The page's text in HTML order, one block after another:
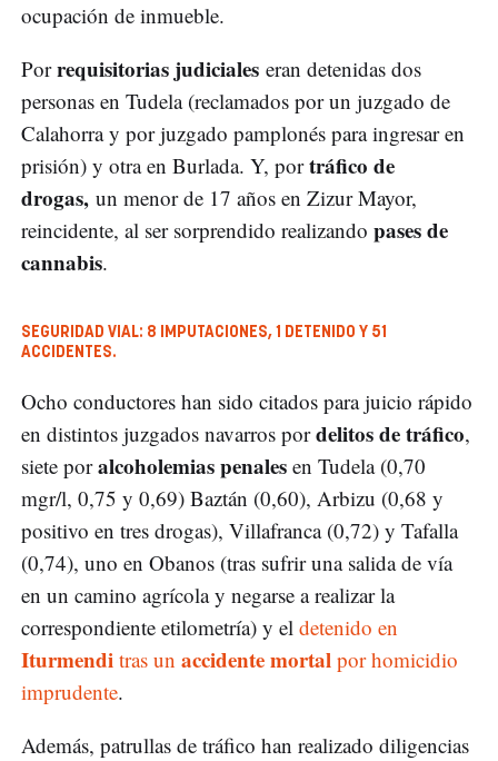
ocupación de inmueble.
Porrequisitorias judiciales eran detenidas dos
personas en Tudela (reclamados por un juzgado de
Calahorra y por juzgado pamplonés para ingresar en
prisión) y otra en Burlada. Y, portráfico de
drogas, un menor de 17 años en Zizur Mayor,
reincidente, al ser sorprendido realizando pases de
cannabis.
SEGURIDAD VIAL: 8 IMPUTACIONES, 1 DETENIDO Y 51
ACCIDENTES.
Ocho conductores han sido citados para juicio rápido
en distintos juzgados navarros pordelitos de tráfico,
siete poralcoholemias penales en Tudela (0,70
mgr/l, 0,75 y 0,69) Baztán (0,60), Arbizu (0,68 y
positivo en tres drogas), Villafranca (0,72) y Tafalla
(0,74), uno en Obanos (tras sufrir una salida de vía
en un camino agrícola y negarse a realizar la
correspondiente etilometría) y el detenido en
Iturmendi tras un accidente mortal por homicidio
imprudente.
Además, patrullas de tráfico han realizado diligencias